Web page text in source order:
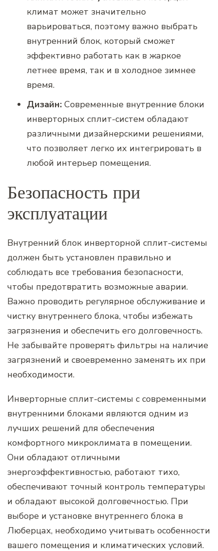
климат может значительно
варьироваться, поэтому важно выбрать
внутренний блок, который сможет
эффективно работать как в жаркое
летнее время, так и в холодное зимнее
время.
Дизайн: Современные внутренние блоки
инверторных сплит-систем обладают
различными дизайнерскими решениями,
что позволяет легко их интегрировать в
любой интерьер помещения.
Безопасность при
эксплуатации
Внутренний блок инверторной сплит-системы
должен быть установлен правильно и
соблюдать все требования безопасности,
чтобы предотвратить возможные аварии.
Важно проводить регулярное обслуживание и
чистку внутреннего блока, чтобы избежать
загрязнения и обеспечить его долговечность.
Не забывайте проверять фильтры на наличие
загрязнений и своевременно заменять их при
необходимости.
Инверторные сплит-системы с современными
внутренними блоками являются одним из
лучших решений для обеспечения
комфортного микроклимата в помещении.
Они обладают отличными
энергоэффективностью, работают тихо,
обеспечивают точный контроль температуры
и обладают высокой долговечностью. При
выборе и установке внутреннего блока в
Люберцах, необходимо учитывать особенности
вашего помещения и климатических условий.